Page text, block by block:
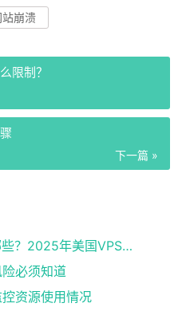
站崩溃
限制？
下一篇 »
美国VPS口碑最好的有哪些？2025年美国VPS服务器推荐
必须知道
资源使用情况